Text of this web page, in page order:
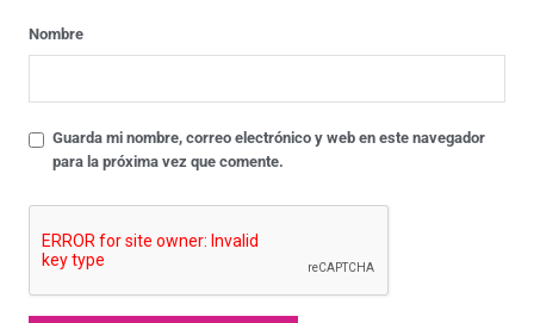
Nombre
Guarda mi nombre, correo electrónico y web en este navegador
para la próxima vez que comente.